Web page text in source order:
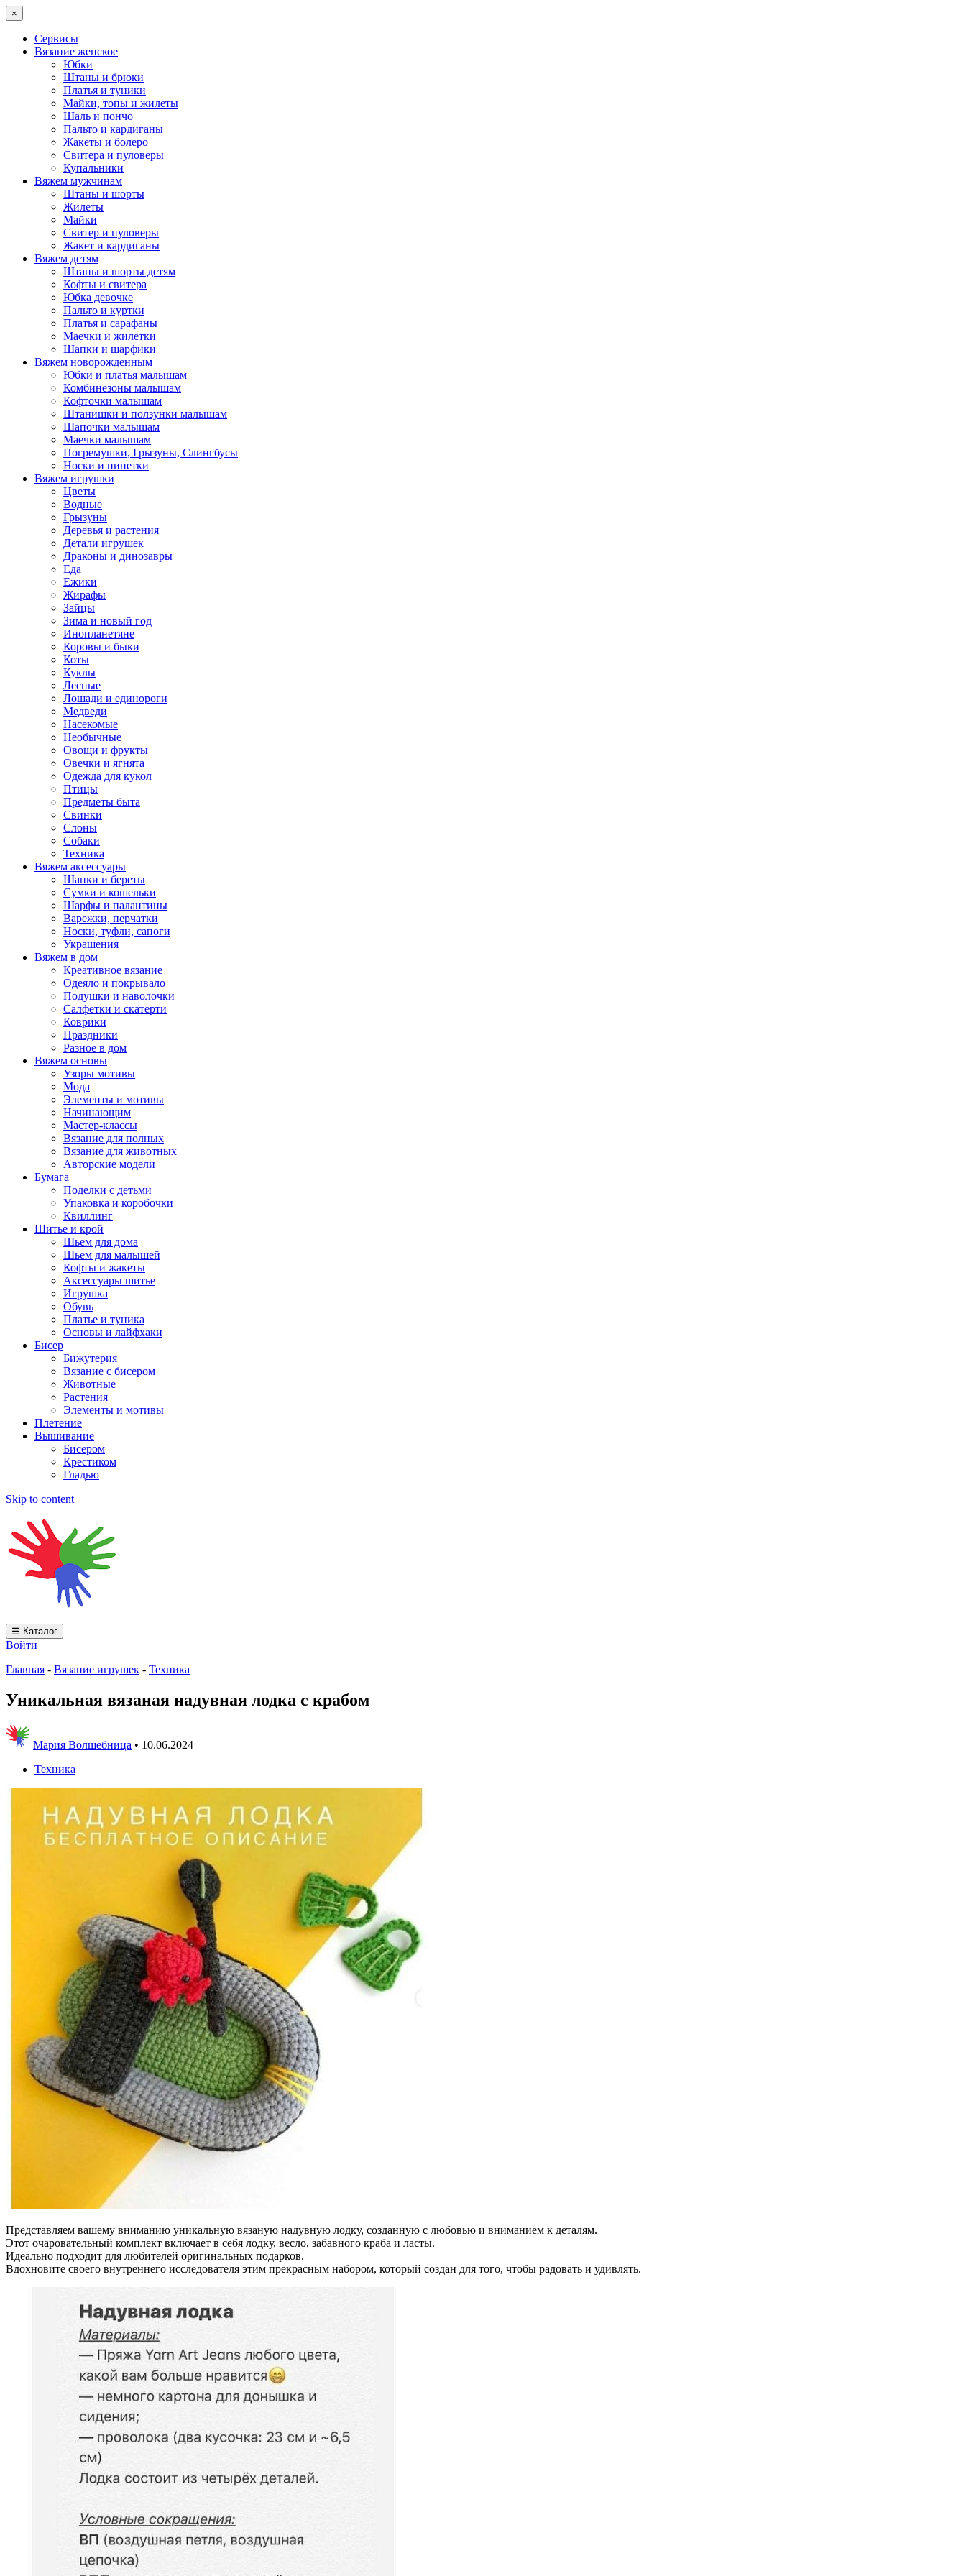
×
Сервисы
Вязание женское
Юбки
Штаны и брюки
Платья и туники
Майки, топы и жилеты
Шаль и пончо
Пальто и кардиганы
Жакеты и болеро
Свитера и пуловеры
Купальники
Вяжем мужчинам
Штаны и шорты
Жилеты
Майки
Свитер и пуловеры
Жакет и кардиганы
Вяжем детям
Штаны и шорты детям
Кофты и свитера
Юбка девочке
Пальто и куртки
Платья и сарафаны
Маечки и жилетки
Шапки и шарфики
Вяжем новорожденным
Юбки и платья малышам
Комбинезоны малышам
Кофточки малышам
Штанишки и ползунки малышам
Шапочки малышам
Маечки малышам
Погремушки, Грызуны, Слингбусы
Носки и пинетки
Вяжем игрушки
Цветы
Водные
Грызуны
Деревья и растения
Детали игрушек
Драконы и динозавры
Еда
Ежики
Жирафы
Зайцы
Зима и новый год
Инопланетяне
Коровы и быки
Коты
Куклы
Лесные
Лошади и единороги
Медведи
Насекомые
Необычные
Овощи и фрукты
Овечки и ягнята
Одежда для кукол
Птицы
Предметы быта
Свинки
Слоны
Собаки
Техника
Вяжем аксессуары
Шапки и береты
Сумки и кошельки
Шарфы и палантины
Варежки, перчатки
Носки, туфли, сапоги
Украшения
Вяжем в дом
Креативное вязание
Одеяло и покрывало
Подушки и наволочки
Салфетки и скатерти
Коврики
Праздники
Разное в дом
Вяжем основы
Узоры мотивы
Мода
Элементы и мотивы
Начинающим
Мастер-классы
Вязание для полных
Вязание для животных
Авторские модели
Бумага
Поделки с детьми
Упаковка и коробочки
Квиллинг
Шитье и крой
Шьем для дома
Шьем для малышей
Кофты и жакеты
Аксессуары шитье
Игрушка
Обувь
Платье и туника
Основы и лайфхаки
Бисер
Бижутерия
Вязание с бисером
Животные
Растения
Элементы и мотивы
Плетение
Вышивание
Бисером
Крестиком
Гладью
Skip to content
☰ Каталог
Войти
Главная - Вязание игрушек - Техника
Уникальная вязаная надувная лодка с крабом
Мария Волшебница • 10.06.2024
Техника
Представляем вашему вниманию уникальную вязаную надувную лодку, созданную с любовью и вниманием к деталям.
Этот очаровательный комплект включает в себя лодку, весло, забавного краба и ласты.
Идеально подходит для любителей оригинальных подарков.
Вдохновите своего внутреннего исследователя этим прекрасным набором, который создан для того, чтобы радовать и удивлять.